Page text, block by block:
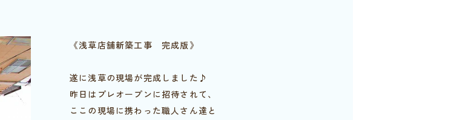
《浅草店舗新築工事 完成版》
遂に浅草の現場が完成しました♪
昨日はプレオープンに招待されて、
ここの現場に携わった職人さん達と